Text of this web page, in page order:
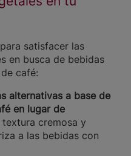
satisfacer las
en busca de bebidas
café:
alternativas a base de
en lugar de
cremosa y
a las bebidas con